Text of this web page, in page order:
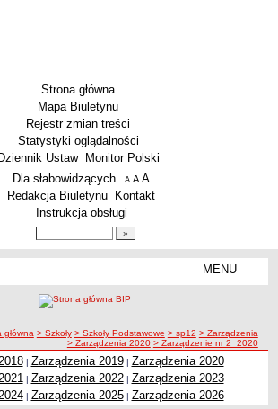
Strona główna
Mapa Biuletynu
Rejestr zmian treści
Statystyki oglądalności
Dziennik Ustaw
Monitor Polski
Menu dodatkowe
Dla słabowidzących A pomniejsz czcionkę
A standardowy rozmiar czcionki
A
Redakcja Biuletynu
Kontakt
Instrukcja obsługi
MENU
Naukowe
nawigacji
główna > Szkoły > Szkoły Podstawowe > sp12 > Zarządzenia
> Zarządzenia 2020 > Zarządzenie nr 2_2020
| Zarządzenia 2019| Zarządzenia 2020
| Zarządzenia 2022| Zarządzenia 2023
| Zarządzenia 2025| Zarządzenia 2026